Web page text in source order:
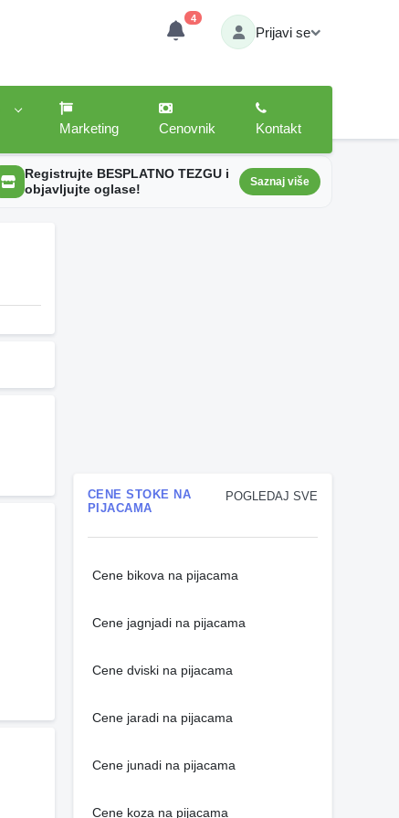
4
Prijavi se
Marketing
Cenovnik Kontakt
Registrujte BESPLATNO TEZGU i
objavljujte oglase!
Saznaj više
POGLEDAJ SVE
CENE STOKE NA
PIJACAMA
Cene bikova na pijacama
Cene jagnjadi na pijacama
Cene dviski na pijacama
Cene jaradi na pijacama
Cene junadi na pijacama
Cene koza na pijacama